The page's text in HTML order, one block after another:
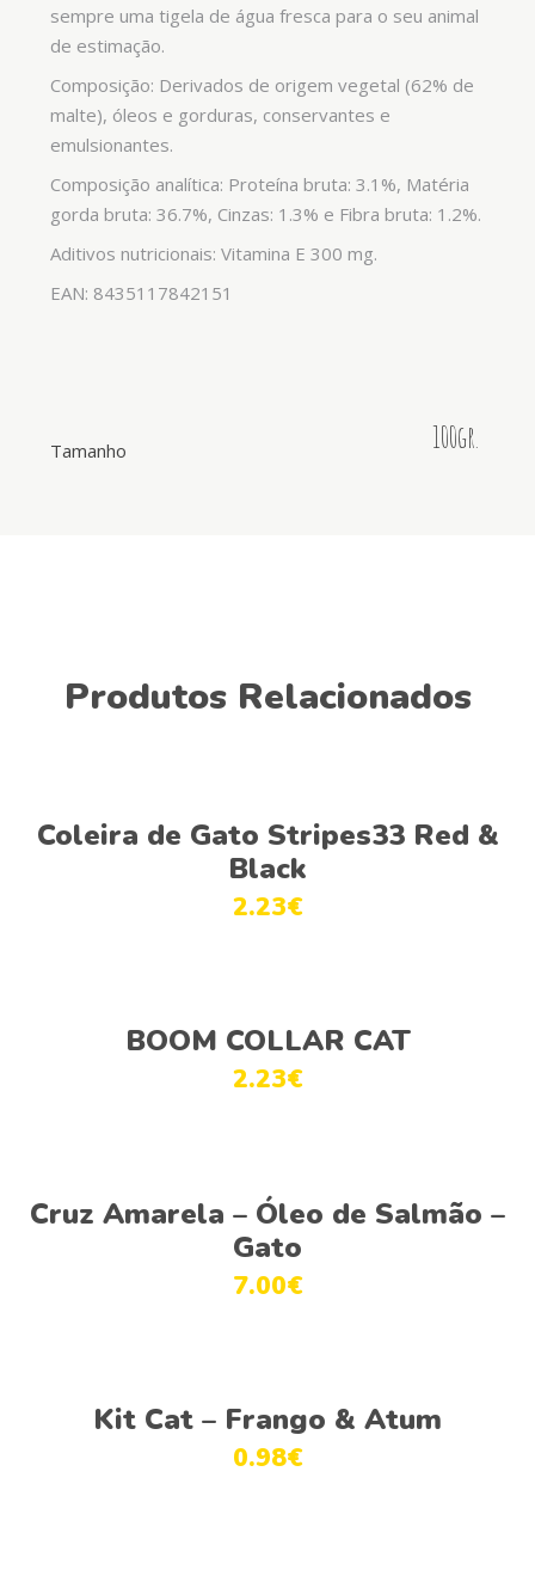
sempre uma tigela de água fresca para o seu animal
de estimação.
Composição: Derivados de origem vegetal (62% de
malte), óleos e gorduras, conservantes e
emulsionantes.
Composição analítica: Proteína bruta: 3.1%, Matéria
gorda bruta: 36.7%, Cinzas: 1.3% e Fibra bruta: 1.2%.
Aditivos nutricionais: Vitamina E 300 mg.
EAN: 8435117842151
Tamanho 100gr.
Produtos Relacionados
Ver opções
Coleira de Gato Stripes33 Red &
Black
2.23€
Adicionar
BOOM COLLAR CAT
2.23€
Ver opções
Cruz Amarela – Óleo de Salmão –
Gato
7.00€
Ver opções
Kit Cat – Frango & Atum
0.98€